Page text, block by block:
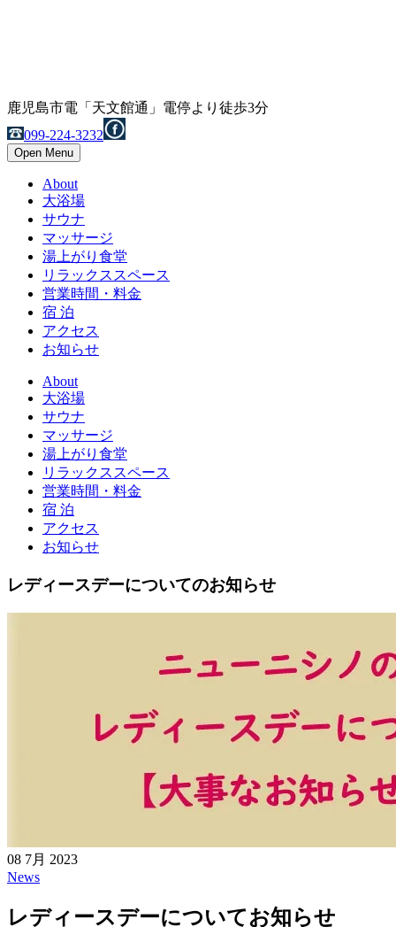
鹿児島市電「天文館通」電停より徒歩3分
099-224-3232
Open Menu
About
大浴場
サウナ
マッサージ
湯上がり食堂
リラックススペース
営業時間・料金
宿 泊
アクセス
お知らせ
About
大浴場
サウナ
マッサージ
湯上がり食堂
リラックススペース
営業時間・料金
宿 泊
アクセス
お知らせ
レディースデーについてのお知らせ
08 7月 2023
News
レディースデーについてお知らせ